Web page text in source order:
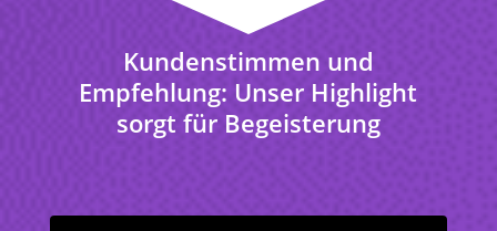
Kundenstimmen und
Empfehlung: Unser Highlight
sorgt für Begeisterung